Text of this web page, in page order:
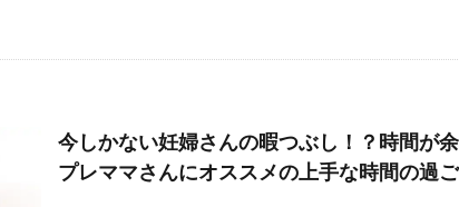
今しかない妊婦さんの暇つぶし！？時間が
プレママさんにオススメの上手な時間の過